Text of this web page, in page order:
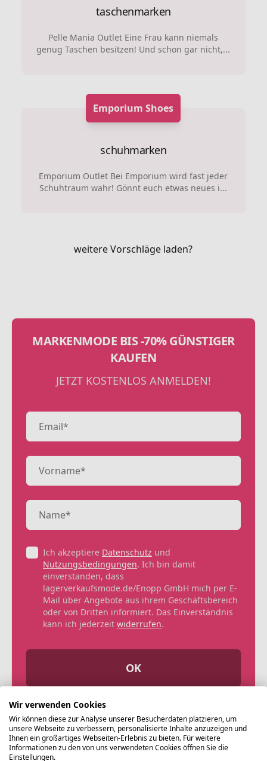
taschenmarken
Pelle Mania Outlet Eine Frau kann niemals
genug Taschen besitzen! Und schon gar nicht,...
Emporium Shoes
schuhmarken
Emporium Outlet Bei Emporium wird fast jeder
Schuhtraum wahr! Gönnt euch etwas neues i...
weitere Vorschläge laden?
MARKENMODE BIS -70% GÜNSTIGER
KAUFEN
JETZT KOSTENLOS ANMELDEN!
Ich akzeptiere Datenschutz und
Nutzungsbedingungen. Ich bin damit
einverstanden, dass
lagerverkaufsmode.de/Enopp GmbH mich per E-
Mail über Angebote aus ihrem Geschäftsbereich
oder von Dritten informiert. Das Einverständnis
kann ich jederzeit widerrufen.
OK
Wir verwenden Cookies
Wir können diese zur Analyse unserer Besucherdaten platzieren, um
unsere Webseite zu verbessern, personalisierte Inhalte anzuzeigen und
Ihnen ein großartiges Webseiten-Erlebnis zu bieten. Für weitere
Informationen zu den von uns verwendeten Cookies öffnen Sie die
Einstellungen.